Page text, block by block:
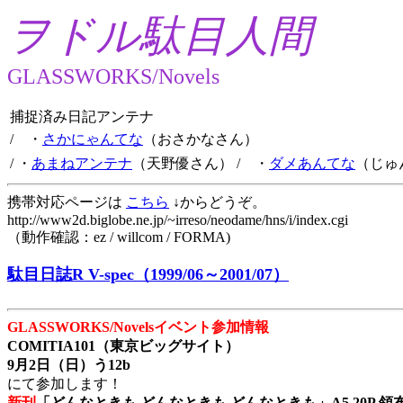
ヲドル駄目人間
GLASSWORKS/Novels
捕捉済み日記アンテナ
/ ・ さかにゃんてな （おさかなさん）
/ ・ あまねアンテナ （天野優さん） / ・ ダメあんてな （じ
携帯対応ページは こちら ↓からどうぞ。
http://www2d.biglobe.ne.jp/~irreso/neodame/hns/i/index.cgi
（動作確認：ez / willcom / FORMA)
駄目日誌R V-spec（1999/06～2001/07）
GLASSWORKS/Novelsイベント参加情報
COMITIA101（東京ビッグサイト）
9月2日（日）う12b
にて参加します！